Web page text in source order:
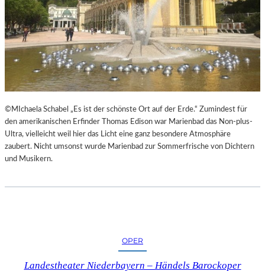
H
©MIchaela Schabel „Es ist der schönste Ort auf der Erde.“ Zumindest für
den amerikanischen Erfinder Thomas Edison war Marienbad das Non-plus-
Ultra, vielleicht weil hier das Licht eine ganz besondere Atmosphäre
zaubert. Nicht umsonst wurde Marienbad zur Sommerfrische von Dichtern
und Musikern.
OPER
Landestheater Niederbayern – Händels Barockoper